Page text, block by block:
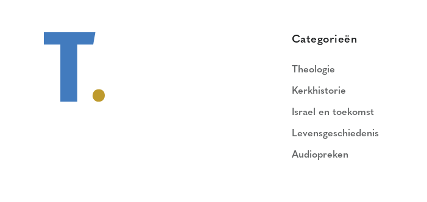
Categorieën
Theologie
Kerkhistorie
Israel en toekomst
Levensgeschiedenis
Audiopreken